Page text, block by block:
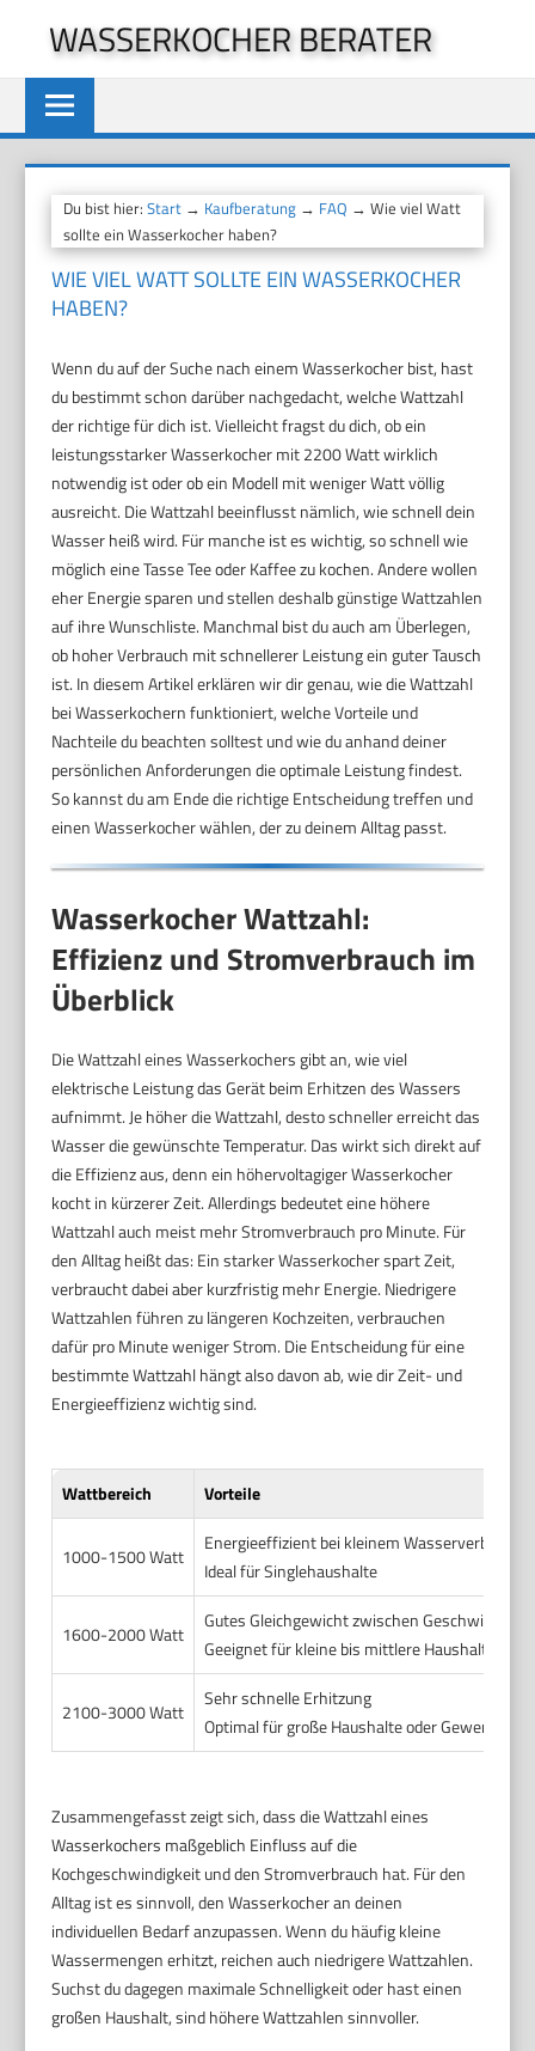
springen
WASSERKOCHER BERATER
Du bist hier:Start → Kaufberatung → FAQ → Wie viel Watt
sollte ein Wasserkocher haben?
WIE VIEL WATT SOLLTE EIN WASSERKOCHER
HABEN?
Wenn du auf der Suche nach einem Wasserkocher bist, hast
du bestimmt schon darüber nachgedacht, welche Wattzahl
der richtige für dich ist. Vielleicht fragst du dich, ob ein
leistungsstarker Wasserkocher mit 2200 Watt wirklich
notwendig ist oder ob ein Modell mit weniger Watt völlig
ausreicht. Die Wattzahl beeinflusst nämlich, wie schnell dein
Wasser heiß wird. Für manche ist es wichtig, so schnell wie
möglich eine Tasse Tee oder Kaffee zu kochen. Andere wollen
eher Energie sparen und stellen deshalb günstige Wattzahlen
auf ihre Wunschliste. Manchmal bist du auch am Überlegen,
ob hoher Verbrauch mit schnellerer Leistung ein guter Tausch
ist. In diesem Artikel erklären wir dir genau, wie die Wattzahl
bei Wasserkochern funktioniert, welche Vorteile und
Nachteile du beachten solltest und wie du anhand deiner
persönlichen Anforderungen die optimale Leistung findest.
So kannst du am Ende die richtige Entscheidung treffen und
einen Wasserkocher wählen, der zu deinem Alltag passt.
Wasserkocher Wattzahl:
Effizienz und Stromverbrauch im
Überblick
Die Wattzahl eines Wasserkochers gibt an, wie viel
elektrische Leistung das Gerät beim Erhitzen des Wassers
aufnimmt. Je höher die Wattzahl, desto schneller erreicht das
Wasser die gewünschte Temperatur. Das wirkt sich direkt auf
die Effizienz aus, denn ein höhervoltagiger Wasserkocher
kocht in kürzerer Zeit. Allerdings bedeutet eine höhere
Wattzahl auch meist mehr Stromverbrauch pro Minute. Für
den Alltag heißt das: Ein starker Wasserkocher spart Zeit,
verbraucht dabei aber kurzfristig mehr Energie. Niedrigere
Wattzahlen führen zu längeren Kochzeiten, verbrauchen
dafür pro Minute weniger Strom. Die Entscheidung für eine
bestimmte Wattzahl hängt also davon ab, wie dir Zeit- und
Energieeffizienz wichtig sind.
Wattbereich Vorteile
1000-1500 Watt
Energieeffizient bei kleinem Wasserverbrauch
Ideal für Singlehaushalte
1600-2000 Watt
Gutes Gleichgewicht zwischen
Geeignet für kleine bis mittlere Haushalte
2100-3000 Watt
Sehr schnelle Erhitzung
Optimal für große Haushalte oder Gewerbe
Zusammengefasst zeigt sich, dass die Wattzahl eines
Wasserkochers maßgeblich Einfluss auf die
Kochgeschwindigkeit und den Stromverbrauch hat. Für den
Alltag ist es sinnvoll, den Wasserkocher an deinen
individuellen Bedarf anzupassen. Wenn du häufig kleine
Wassermengen erhitzt, reichen auch niedrigere Wattzahlen.
Suchst du dagegen maximale Schnelligkeit oder hast einen
großen Haushalt, sind höhere Wattzahlen sinnvoller.